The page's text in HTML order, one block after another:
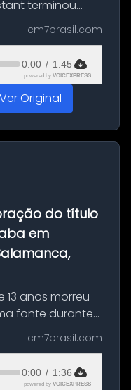
terminou
115
da cidade. O
cm7brasil.com
0:00 / 1:45
powered by VOICEXPRESS
Ver Original
do título
em
anos morreu
fonte durante
da Copa do
em
de Salamanca,
cm7brasil.com
0:00 / 1:36
powered by VOICEXPRESS